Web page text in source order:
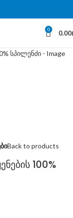
0 0.00
Back to products
100%